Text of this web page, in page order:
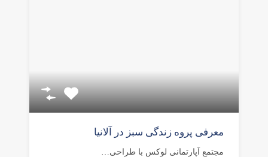
معرفی پروه زندگی سبز در آلانیا
مجتمع آپارتمانی لوکس با طراحی…